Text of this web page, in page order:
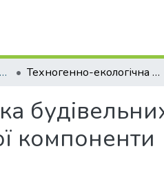
Методичні вказівки та рекомендації Техногенно-екологічна безпека будівельних робіт : методичні вказівки до вивчення освітньої компоненти
компоненти